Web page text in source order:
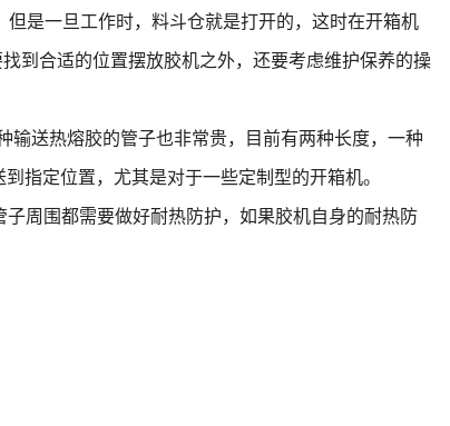
是一旦工作时，料斗仓就是打开的，这时在开箱机
到合适的位置摆放胶机之外，还要考虑维护保养的操
送热熔胶的管子也非常贵，目前有两种长度，一种
指定位置，尤其是对于一些定制型的开箱机。
周围都需要做好耐热防护，如果胶机自身的耐热防